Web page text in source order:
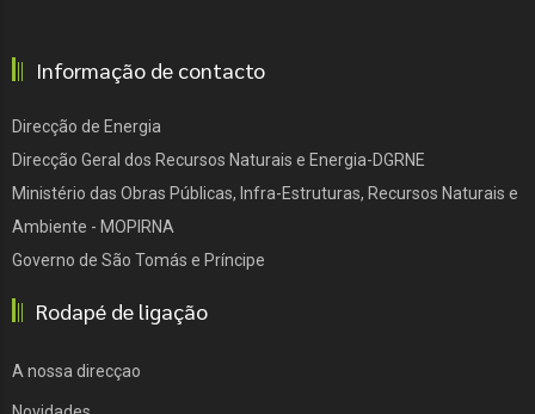
Informação de contacto
Direcção de Energia
Direcção Geral dos Recursos Naturais e Energia-DGRNE
Ministério das Obras Públicas, Infra-Estruturas, Recursos Naturais e
Ambiente - MOPIRNA
Governo de São Tomás e Príncipe
Rodapé de ligação
A nossa direcçao